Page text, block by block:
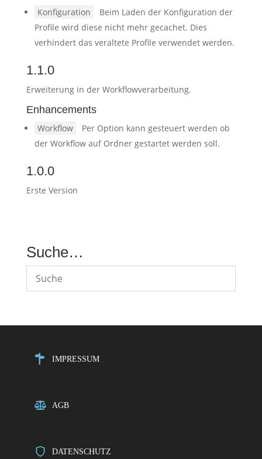
Konfiguration
Beim Laden der Konfiguration der
Profile wird diese nicht mehr gecachet. Dies
verhindert das veraltete Profile verwendet werden.
1.1.0
Erweiterung in der Workflowverarbeitung.
Enhancements
Workflow
Per Option kann gesteuert werden ob
der Workflow auf Ordner gestartet werden soll.
1.0.0
Erste Version
Suche…
IMPRESSUM
AGB
DATENSCHUTZ